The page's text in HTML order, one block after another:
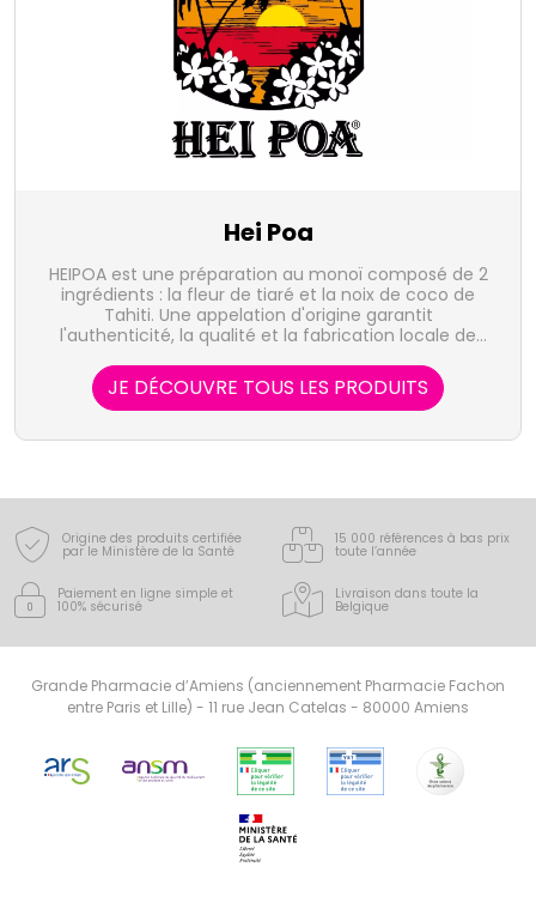
Hei Poa
HEIPOA est une préparation au monoï composé de 2
ingrédients : la fleur de tiaré et la noix de coco de
Tahiti. Une appelation d'origine garantit
l'authenticité, la qualité et la fabrication locale de
JE DÉCOUVRE TOUS LES PRODUITS
Origine des produits certifiée
par le Ministère de la Santé
15 000 références à bas prix
toute l’année
Paiement en ligne simple et
100% sécurisé
Livraison dans toute la
Belgique
Grande Pharmacie d’Amiens (anciennement Pharmacie Fachon
entre Paris et Lille) - 11 rue Jean Catelas - 80000 Amiens